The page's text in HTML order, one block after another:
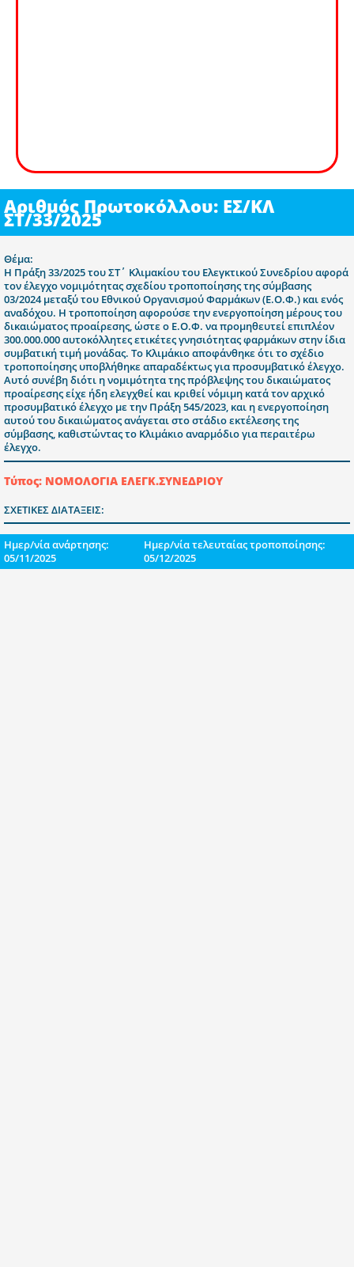
Αριθμός Πρωτοκόλλου: ΕΣ/ΚΛ
ΣΤ/33/2025
Θέμα:
Η Πράξη 33/2025 του ΣΤ΄ Κλιμακίου του Ελεγκτικού Συνεδρίου αφορά
τον έλεγχο νομιμότητας σχεδίου τροποποίησης της σύμβασης
03/2024 μεταξύ του Εθνικού Οργανισμού Φαρμάκων (Ε.Ο.Φ.) και ενός
αναδόχου. Η τροποποίηση αφορούσε την ενεργοποίηση μέρους του
δικαιώματος προαίρεσης, ώστε ο Ε.Ο.Φ. να προμηθευτεί επιπλέον
300.000.000 αυτοκόλλητες ετικέτες γνησιότητας φαρμάκων στην ίδια
συμβατική τιμή μονάδας. Το Κλιμάκιο αποφάνθηκε ότι το σχέδιο
τροποποίησης υποβλήθηκε απαραδέκτως για προσυμβατικό έλεγχο.
Αυτό συνέβη διότι η νομιμότητα της πρόβλεψης του δικαιώματος
προαίρεσης είχε ήδη ελεγχθεί και κριθεί νόμιμη κατά τον αρχικό
προσυμβατικό έλεγχο με την Πράξη 545/2023, και η ενεργοποίηση
αυτού του δικαιώματος ανάγεται στο στάδιο εκτέλεσης της
σύμβασης, καθιστώντας το Κλιμάκιο αναρμόδιο για περαιτέρω
έλεγχο.
Τύπος: ΝΟΜΟΛΟΓΙΑ ΕΛΕΓΚ.ΣΥΝΕΔΡΙΟΥ
ΣΧΕΤΙΚΕΣ ΔΙΑΤΑΞΕΙΣ:
Ημερ/νία ανάρτησης:
05/11/2025
Ημερ/νία τελευταίας τροποποίησης:
05/12/2025